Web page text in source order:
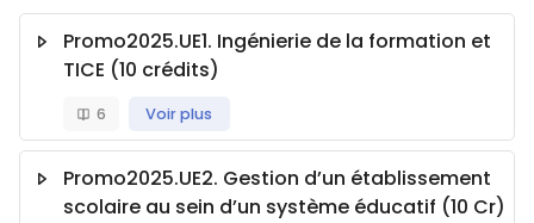
Promo2025.UE1. Ingénierie de la formation et
TICE (10 crédits)
6 Voir plus
Promo2025.UE2. Gestion d’un établissement
scolaire au sein d’un système éducatif (10 Cr)